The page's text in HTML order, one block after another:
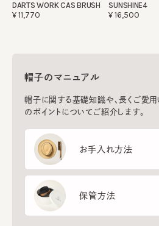
DARTS WORK CAS BRUSH
¥11,770
SUNSHINE4
¥16,500
帽子のマニュアル
帽子に関する基礎知識や、長くご愛
のポイントについてご紹介します。
お手入れ方法
保管方法